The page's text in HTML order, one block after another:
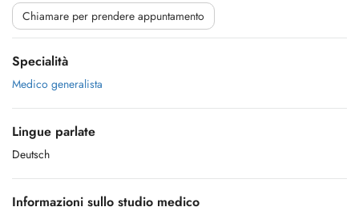
Chiamare per prendere appuntamento
Specialità
Medico generalista
Lingue parlate
Deutsch
Informazioni sullo studio medico